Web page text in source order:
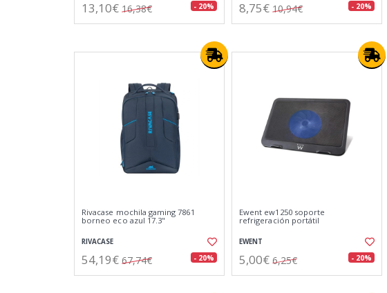
13,10€ 16,38€ - 20% 8,75€ 10,94€ - 20%
Rivacase mochila gaming 7861
borneo eco azul 17.3"
RIVACASE
54,19€ 67,74€ - 20%
Ewent ew1250 soporte
refrigeración portátil
EWENT
5,00€ 6,25€ - 20%